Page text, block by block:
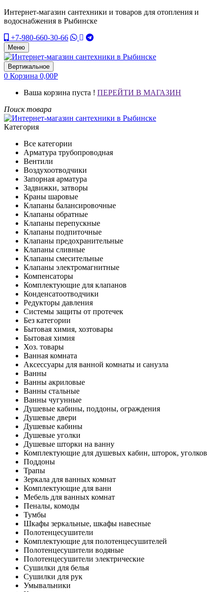
Интернет-магазин сантехники и товаров для отопления и
водоснабжения в Рыбинске
+7-980-660-30-66
Меню
Вертикальное
0 Корзина 0,00Р
Ваша корзина пуста ! ПЕРЕЙТИ В МАГАЗИН
Поиск товара
Категория
Все категории
Арматура трубопроводная
Вентили
Воздухоотводчики
Запорная арматура
Задвижки, затворы
Краны шаровые
Клапаны балансировочные
Клапаны обратные
Клапаны перепускные
Клапаны подпиточные
Клапаны предохранительные
Клапаны сливные
Клапаны смесительные
Клапаны электромагнитные
Компенсаторы
Комплектующие для клапанов
Конденсатоотводчики
Редукторы давления
Системы защиты от протечек
Без категории
Бытовая химия, хозтовары
Бытовая химия
Хоз. товары
Ванная комната
Аксессуары для ванной комнаты и санузла
Ванны
Ванны акриловые
Ванны стальные
Ванны чугунные
Душевые кабины, поддоны, ограждения
Душевые двери
Душевые кабины
Душевые уголки
Душевые шторки на ванну
Комплектующие для душевых кабин, шторок, уголков
Поддоны
Трапы
Зеркала для ванных комнат
Комплектующие для ванн
Мебель для ванных комнат
Пеналы, комоды
Тумбы
Шкафы зеркальные, шкафы навесные
Полотенцесушители
Комплектующие для полотенцесушителей
Полотенцесушители водяные
Полотенцесушители электрические
Сушилки для белья
Сушилки для рук
Умывальники